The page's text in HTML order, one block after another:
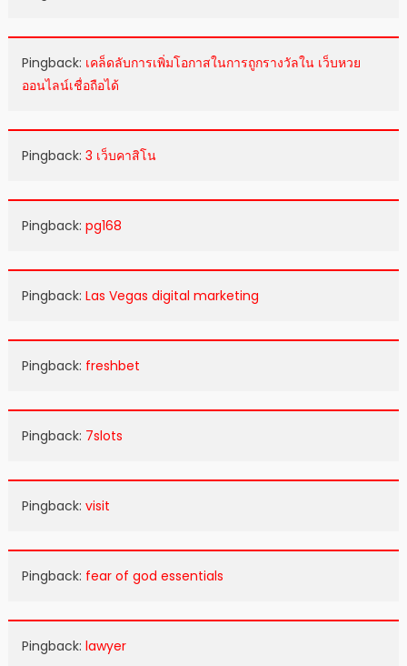
Pingback: เคล็ดลับการเพิ่มโอกาสในการถูกรางวัลใน เว็บหวย
ออนไลน์เชื่อถือได้
Pingback: 3 เว็บคาสิโน
Pingback: pg168
Pingback: Las Vegas digital marketing
Pingback: freshbet
Pingback: 7slots
Pingback: visit
Pingback: fear of god essentials
Pingback: lawyer